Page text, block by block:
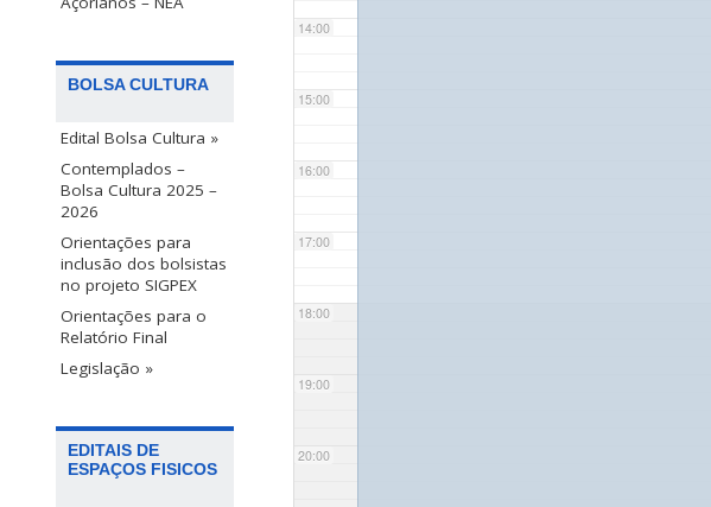
BOLSA CULTURA
Edital Bolsa Cultura »
Contemplados –
Bolsa Cultura 2025 –
2026
Orientações para
inclusão dos bolsistas
no projeto SIGPEX
Orientações para o
Relatório Final
Legislação »
EDITAIS DE
ESPAÇOS FISICOS
14:00
15:00
16:00
17:00
18:00
19:00
20:00